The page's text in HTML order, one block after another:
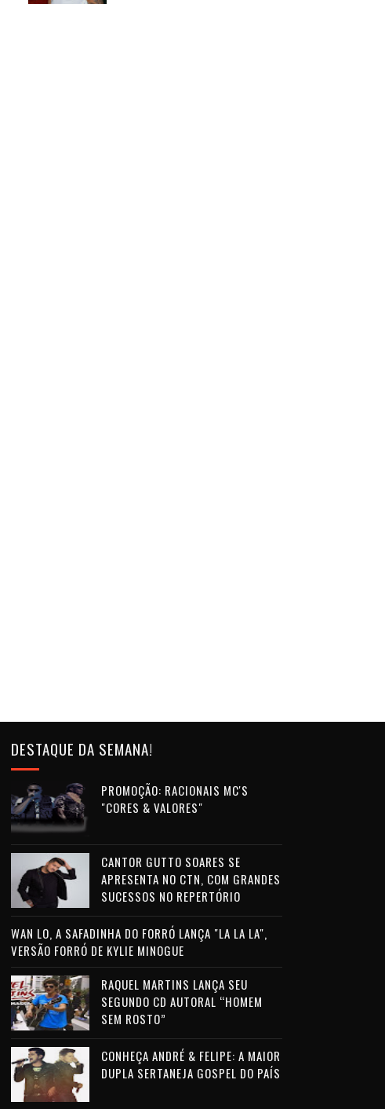
DESTAQUE DA SEMANA!
PROMOÇÃO: RACIONAIS MC'S
"CORES & VALORES"
CANTOR GUTTO SOARES SE
APRESENTA NO CTN, COM GRANDES
SUCESSOS NO REPERTÓRIO
WAN LO, A SAFADINHA DO FORRÓ LANÇA "LA LA LA",
VERSÃO FORRÓ DE KYLIE MINOGUE
RAQUEL MARTINS LANÇA SEU
SEGUNDO CD AUTORAL “HOMEM
SEM ROSTO”
CONHEÇA ANDRÉ & FELIPE: A MAIOR
DUPLA SERTANEJA GOSPEL DO PAÍS